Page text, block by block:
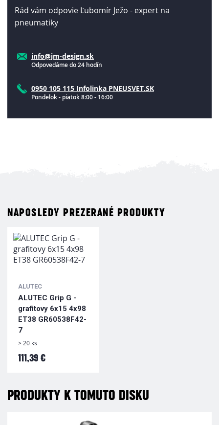
Rád vám odpovie Ľubomír Ježo - expert na
pneumatiky
info@jm-design.sk
Odpovedáme do 24 hodín
0950 105 115 Infolinka PNEUSVET.SK
Pondelok - piatok 8:00 - 16:00
NAPOSLEDY PREZERANÉ PRODUKTY
ALUTEC
ALUTEC Grip G -
grafitovy 6x15 4x98
ET38 GR60538F42-
7
> 20 ks
111,39 €
PRODUKTY K TOMUTO DISKU